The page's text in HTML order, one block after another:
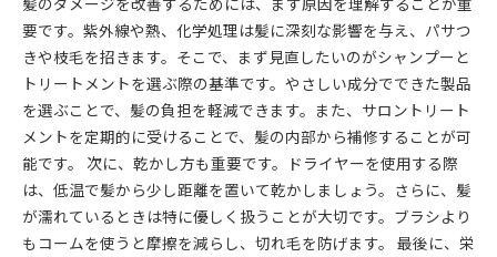
要です。紫外線や熱、化学処理は髪に深刻な影響を与え、パサつ
きや枝毛を招きます。そこで、まず見直したいのがシャンプーと
トリートメントを選ぶ際の基準です。やさしい成分でできた製品
を選ぶことで、髪の負担を軽減できます。また、サロントリート
メントを定期的に受けることで、髪の内部から補修することが可
能です。 次に、乾かし方も重要です。ドライヤーを使用する際
は、低温で髪から少し距離を置いて乾かしましょう。さらに、髪
が濡れているときは特に優しく扱うことが大切です。ブラシより
もコームを使うと摩擦を減らし、切れ毛を防げます。 最後に、栄